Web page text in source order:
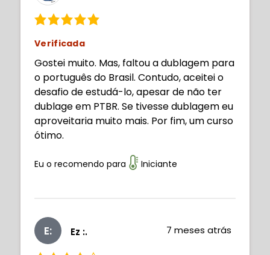
Verificada
Gostei muito. Mas, faltou a dublagem para
o português do Brasil. Contudo, aceitei o
desafio de estudá-lo, apesar de não ter
dublage em PTBR. Se tivesse dublagem eu
aproveitaria muito mais. Por fim, um curso
ótimo.
Eu o recomendo para Iniciante
E: Ez :. 7 meses atrás